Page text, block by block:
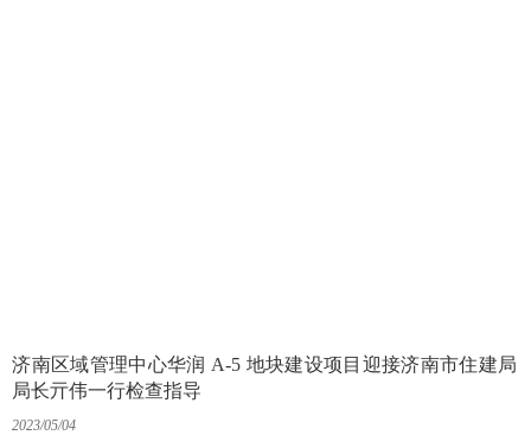
济南区域管理中心华润 A-5 地块建设项目迎接济南市住建局
局长亓伟一行检查指导
2023/05/04